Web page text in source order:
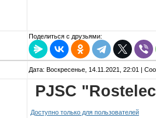
Поделиться с друзьями:
Дата: Воскресенье, 14.11.2021, 22:01 |
PJSC
Доступно только для пользователей